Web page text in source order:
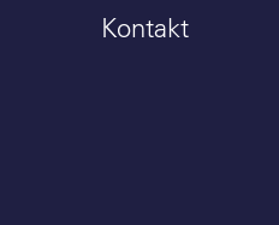
Kontakt